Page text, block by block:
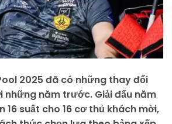
2025 đã có những thay đổi
những năm trước. Giải đấu năm
16 suất cho 16 cơ thủ khách mời,